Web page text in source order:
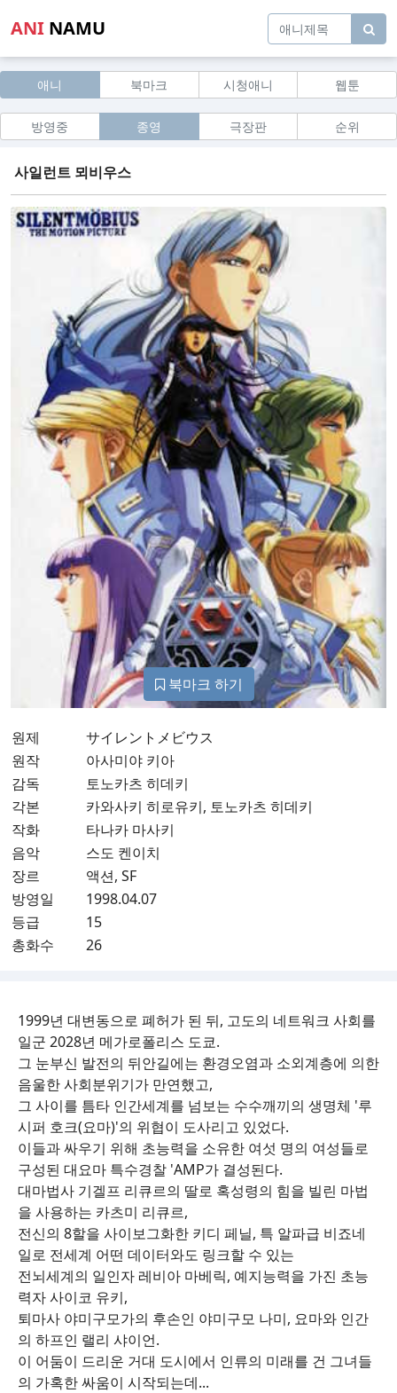
ANI NAMU
애니 북마크 시청애니 웹툰
방영중 종영 극장판 순위
사일런트 뫼비우스
북마크 하기
원제
サイレントメビウス
원작
아사미야 키아
감독
토노카츠 히데키
각본
카와사키 히로유키, 토노카츠 히데키
작화
타나카 마사키
음악
스도 켄이치
장르
액션, SF
방영일
1998.04.07
등급
15
총화수
26
1999년 대변동으로 폐허가 된 뒤, 고도의 네트워크 사회를
일군 2028년 메가로폴리스 도쿄.
그 눈부신 발전의 뒤안길에는 환경오염과 소외계층에 의한
음울한 사회분위기가 만연했고,
그 사이를 틈타 인간세계를 넘보는 수수깨끼의 생명체 '루
시퍼 호크(요마)'의 위협이 도사리고 있었다.
이들과 싸우기 위해 초능력을 소유한 여섯 명의 여성들로
구성된 대요마 특수경찰 'AMP가 결성된다.
대마법사 기겔프 리큐르의 딸로 혹성령의 힘을 빌린 마법
을 사용하는 카츠미 리큐르,
전신의 8할을 사이보그화한 키디 페닐, 특 알파급 비죠네
일로 전세계 어떤 데이터와도 링크할 수 있는
전뇌세계의 일인자 레비아 마베릭, 예지능력을 가진 초능
력자 사이코 유키,
퇴마사 야미구모가의 후손인 야미구모 나미, 요마와 인간
의 하프인 랠리 샤이언.
이 어둠이 드리운 거대 도시에서 인류의 미래를 건 그녀들
의 가혹한 싸움이 시작되는데...